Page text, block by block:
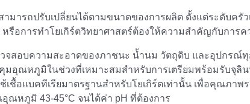
ามารถปรับเปลี่ยนได้ตามขนาดของการผลิต ตั้งแต่ระดับ
หรือการทําโยเกิร์ตวิทยาศาสตร์ต้องให้ความสำคัญกับก
จสอบความสะอาดของภาชนะ น้ำนม วัตถุดิบ และอุปกรณ์
อุณหภูมิในช่วงที่เหมาะสมสำหรับการเตรียมพร้อมรับจุลิน
เชื้อแบคทีเรียมาตรฐานสำหรับโยเกิร์ตเท่านั้น เพื่อคุณภาพ
ณหภูมิ 43-45°C จนได้ค่า pH ที่ต้องการ